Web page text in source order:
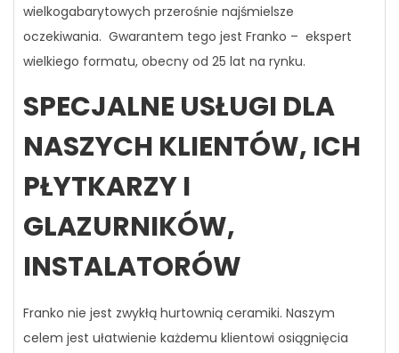
wielkogabarytowych przerośnie najśmielsze
oczekiwania. Gwarantem tego jest Franko – ekspert
wielkiego formatu, obecny od 25 lat na rynku.
SPECJALNE USŁUGI DLA
NASZYCH KLIENTÓW, ICH
PŁYTKARZY I
GLAZURNIKÓW,
INSTALATORÓW
Franko nie jest zwykłą hurtownią ceramiki. Naszym
celem jest ułatwienie każdemu klientowi osiągnięcia